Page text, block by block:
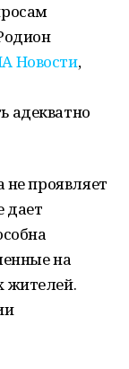
Новости,
адекватно
не проявляет
дает
на
жителей.